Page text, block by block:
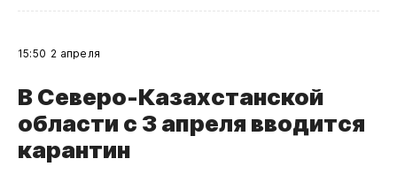
15:50 2 апреля
В Северо-Казахстанской
области с 3 апреля вводится
карантин